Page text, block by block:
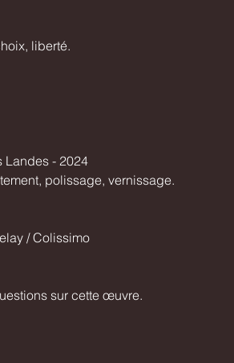
liberté.
Landes - 2024
polissage, vernissage.
/ Colissimo
sur cette œuvre.